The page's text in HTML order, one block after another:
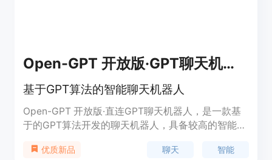
Open-GPT 开放版·GPT聊天机器人
基于GPT算法的智能聊天机器人
Open-GPT 开放版·直连GPT聊天机器人，是一款基
于的GPT算法开发的聊天机器人，具备较高的智能度
询等多种交互，为用户提供更加便利和快捷的服务。
优质新品 聊天 智能